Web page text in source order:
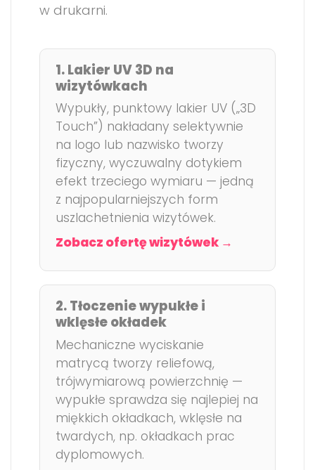
w drukarni.
1. Lakier UV 3D na
wizytówkach
Wypukły, punktowy lakier UV („3D
Touch”) nakładany selektywnie
na logo lub nazwisko tworzy
fizyczny, wyczuwalny dotykiem
efekt trzeciego wymiaru — jedną
z najpopularniejszych form
uszlachetnienia wizytówek.
Zobacz ofertę wizytówek →
2. Tłoczenie wypukłe i
wklęsłe okładek
Mechaniczne wyciskanie
matrycą tworzy reliefową,
trójwymiarową powierzchnię —
wypukłe sprawdza się najlepiej na
miękkich okładkach, wklęsłe na
twardych, np. okładkach prac
dyplomowych.